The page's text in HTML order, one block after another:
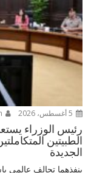
رئيس الوزراء
الطبيتين
الجديدة